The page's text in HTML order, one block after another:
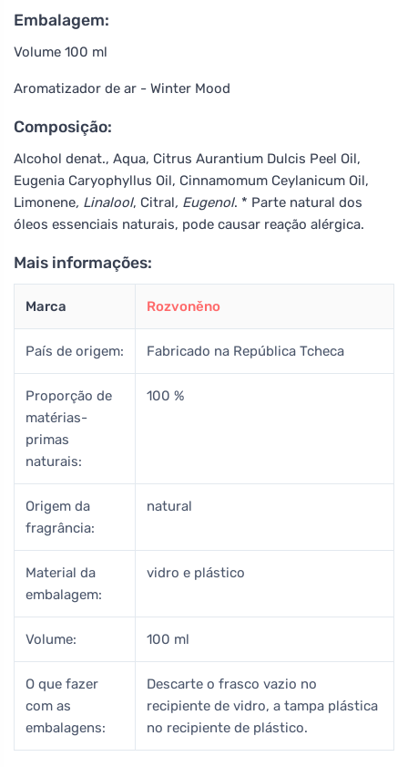
Embalagem:
Volume 100 ml
Aromatizador de ar - Winter Mood
Composição:
Alcohol denat., Aqua, Citrus Aurantium Dulcis Peel Oil,
Eugenia Caryophyllus Oil, Cinnamomum Ceylanicum Oil,
Limonene, Linalool, Citral, Eugenol. * Parte natural dos
óleos essenciais naturais, pode causar reação alérgica.
Mais informações:
Marca Rozvoněno
País de origem: Fabricado na República Tcheca
Proporção de
matérias-
primas
naturais:
100 %
Origem da
fragrância:
natural
Material da
embalagem:
vidro e plástico
Volume: 100 ml
O que fazer
com as
embalagens:
Descarte o frasco vazio no
recipiente de vidro, a tampa plástica
no recipiente de plástico.